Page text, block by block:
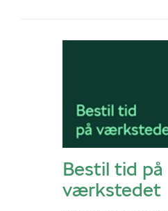
Bestil tid på
værkstedet